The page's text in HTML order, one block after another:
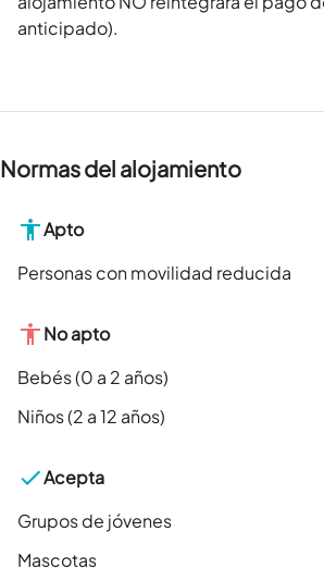
anticipado).
Normas del alojamiento
Apto
Personas con movilidad reducida
No apto
Bebés (0 a 2 años)
Niños (2 a 12 años)
Acepta
Grupos de jóvenes
Mascotas